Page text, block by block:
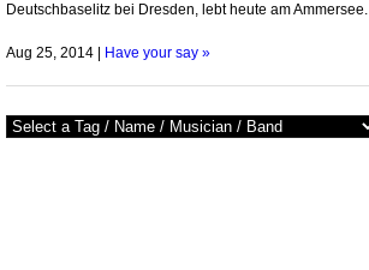
Deutschbaselitz bei Dresden, lebt heute am Ammersee.
Aug 25, 2014 | Have your say »